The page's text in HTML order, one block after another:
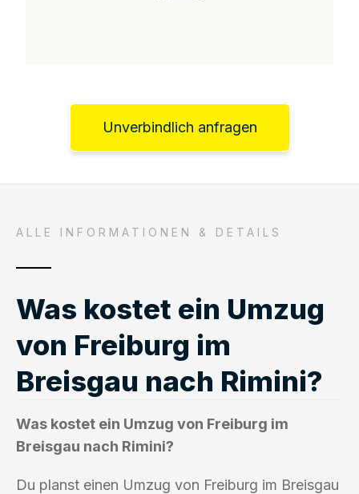
Unverbindlich anfragen
ALLE INFORMATIONEN & DETAILS
Was kostet ein Umzug
von Freiburg im
Breisgau nach Rimini?
Was kostet ein Umzug von Freiburg im
Breisgau nach Rimini?
Du planst einen Umzug von Freiburg im Breisgau